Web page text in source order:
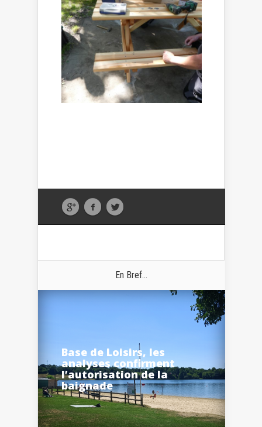
En Bref...
Base de Loisirs, les
analyses confirment
l’autorisation de la
baignade